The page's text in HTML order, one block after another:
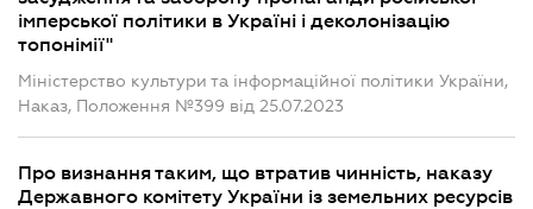
імперської політики в Україні і деколонізацію
топонімії"
Міністерство культури та інформаційної політики України,
Наказ, Положення №399 від 25.07.2023
Про визнання таким, що втратив чинність, наказу
Державного комітету України із земельних ресурсів